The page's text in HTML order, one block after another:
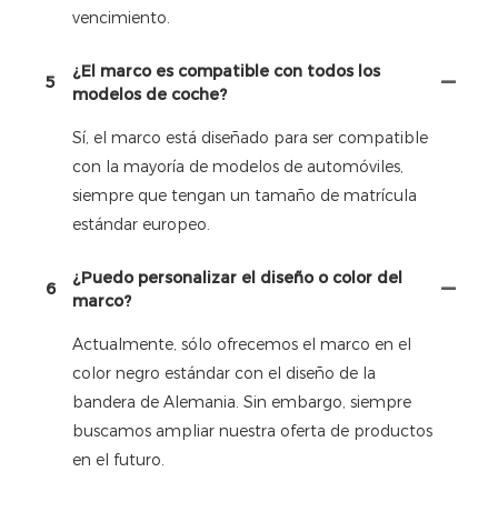
vencimiento.
5
¿El marco es compatible con todos los
modelos de coche?
Sí, el marco está diseñado para ser compatible
con la mayoría de modelos de automóviles,
siempre que tengan un tamaño de matrícula
estándar europeo.
6
¿Puedo personalizar el diseño o color del
marco?
Actualmente, sólo ofrecemos el marco en el
color negro estándar con el diseño de la
bandera de Alemania. Sin embargo, siempre
buscamos ampliar nuestra oferta de productos
en el futuro.